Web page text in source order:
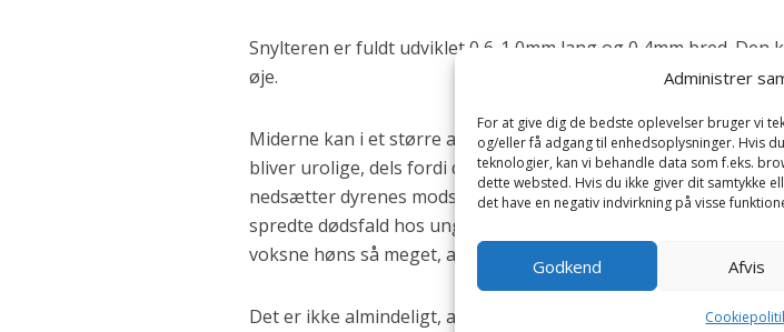
Administrer
For at give dig de bedste oplevelser bruger vi
og/eller få adgang til enhedsoplysninger. Hvis
teknologier, kan vi behandle data som f.eks.
dette websted. Hvis du ikke giver dit samtykke
det have en negativ indvirkning på visse
Godkend Afvis
Snylteren er fuldt udviklet 0,6-1,0mm lang og 0,4mm bred. Den
øje.
Miderne kan i et større antal forvolde en ikke uvæsentlig skade
bliver urolige, dels fordi de suger blod. Herved påfører de
nedsætter dyrenes modstandskraft. Derfor er det ikke
spredte dødsfald hos unge dyr i en voliére/hønsegård. Miderne
voksne høns så meget, at de kan dø.
Det er ikke almindeligt, at snylteren optræder hos enkelt